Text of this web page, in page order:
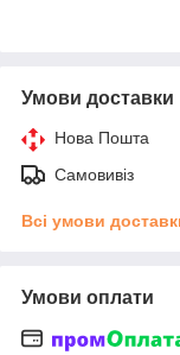
Умови доставки
Нова Пошта
Самовивіз
Всі умови
Умови оплати